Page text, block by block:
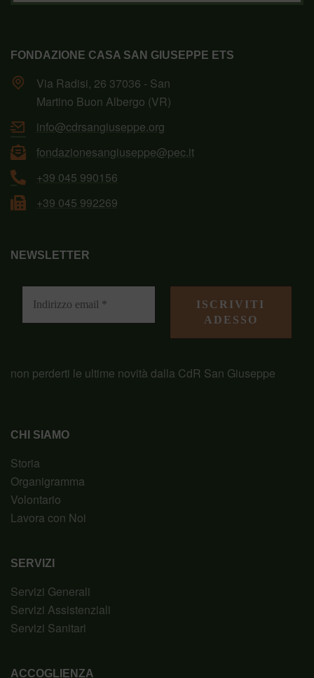
FONDAZIONE CASA SAN GIUSEPPE ETS
Via Radisi, 26 37036 - San
Martino Buon Albergo (VR)
info@cdrsangiuseppe.org
fondazionesangiuseppe@pec.it
+39 045 990156
+39 045 992269
CHI SIAMO
Storia
Organigramma
Volontario
Lavora con Noi
SERVIZI
Servizi Generali
Servizi Assistenziali
Servizi Sanitari
ACCOGLIENZA
NEWSLETTER
non perderti le ultime novità dalla CdR San Giuseppe